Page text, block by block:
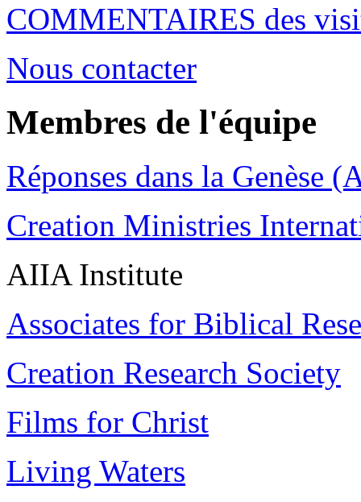
COMMENTAIRES des
Nous contacter
Membres de l'équipe
Réponses dans la Genèse
Creation Ministries
AIIA Institute
Associates for Biblical
Creation Research Society
Films for Christ
Living Waters